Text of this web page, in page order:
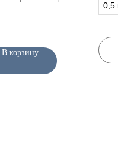
В корзину
0,5